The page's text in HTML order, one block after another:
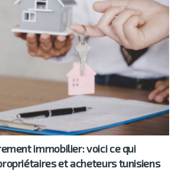
immobilier: voici ce qui
et acheteurs tunisiens